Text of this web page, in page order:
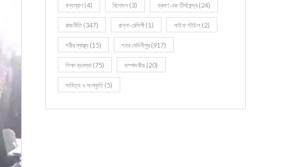
বন্যপ্রাণ (4) বিনোদন (3) ভ্রমণ এবং তীর্থকেন্দ্র (24)
রাজনীতি(347) রান্না-রেসিপী (1) লাইফ স্টাইল (2)
শরীর স্বাস্থ্য (15) শহর মেদিনীপুর (917)
শিক্ষা ব্যবস্থা (75) সম্পাদকীয় (20)
সাহিত্য ও সংস্কৃতি(5)